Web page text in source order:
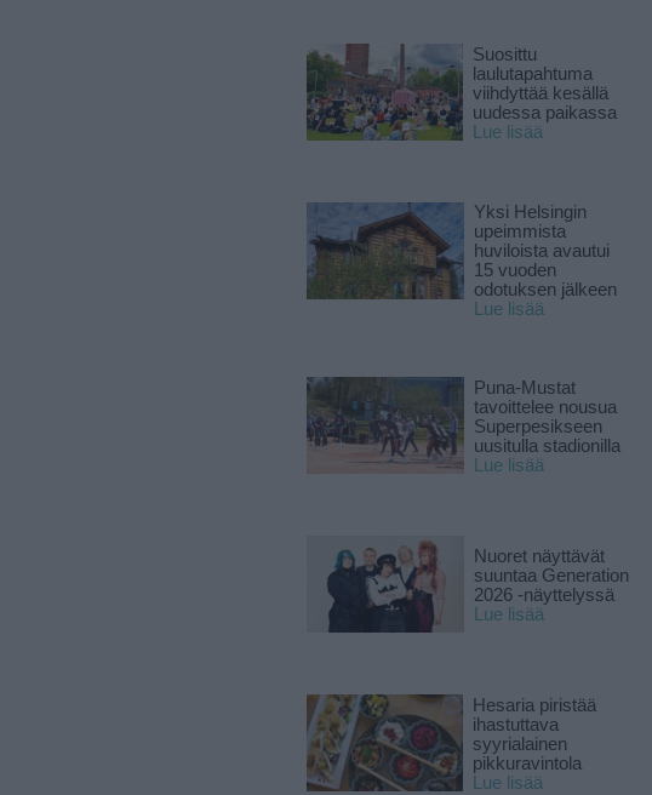
Suosittu
laulutapahtuma
viihdyttää kesällä
uudessa paikassa
Lue lisää
Yksi Helsingin
upeimmista
huviloista avautui
15 vuoden
odotuksen jälkeen
Lue lisää
Puna-Mustat
tavoittelee nousua
Superpesikseen
uusitulla stadionilla
Lue lisää
Nuoret näyttävät
suuntaa Generation
2026 -näyttelyssä
Lue lisää
Hesaria piristää
ihastuttava
syyrialainen
pikkuravintola
Lue lisää